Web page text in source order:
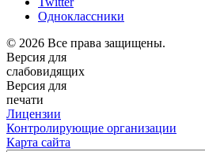
Одноклассники
© 2026 Все права защищены.
Версия для
слабовидящих
Версия для
печати
Лицензии
Контролирующие организации
Карта сайта